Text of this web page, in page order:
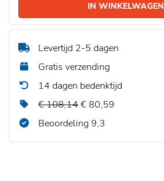
IN WINKELWAGEN
Levertijd 2-5 dagen
Gratis verzending
14 dagen bedenktijd
€ 108,14€ 80,59
Beoordeling 9,3